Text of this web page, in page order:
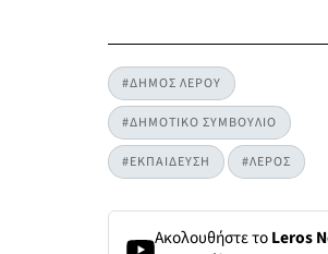
#ΔΗΜΟΣ ΛΕΡΟΥ
#ΔΗΜΟΤΙΚΟ ΣΥΜΒΟΥΛΙΟ
#ΕΚΠΑΙΔΕΥΣΗ #ΛΕΡΟΣ
Ακολουθήστε τοLeros